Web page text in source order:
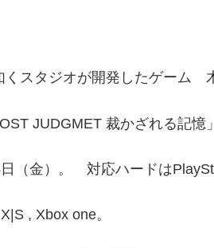
くスタジオが開発したゲーム
JUDGMET 裁かざれる記憶
（金）。 対応ハードは
, Xbox one。